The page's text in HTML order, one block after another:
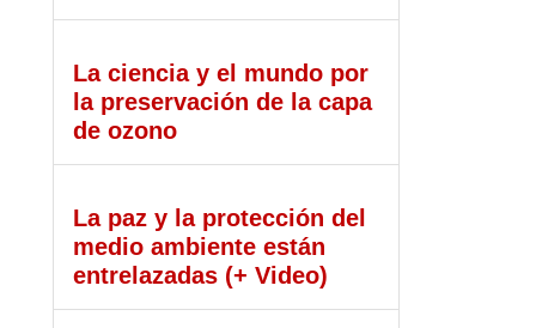
La ciencia y el mundo por
la preservación de la capa
de ozono
La paz y la protección del
medio ambiente están
entrelazadas (+ Video)